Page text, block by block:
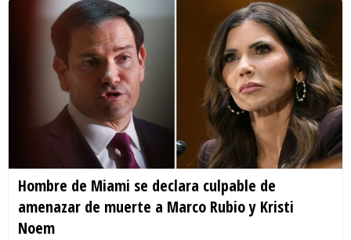
Hombre de Miami se declara culpable de
amenazar de muerte a Marco Rubio y Kristi
Noem